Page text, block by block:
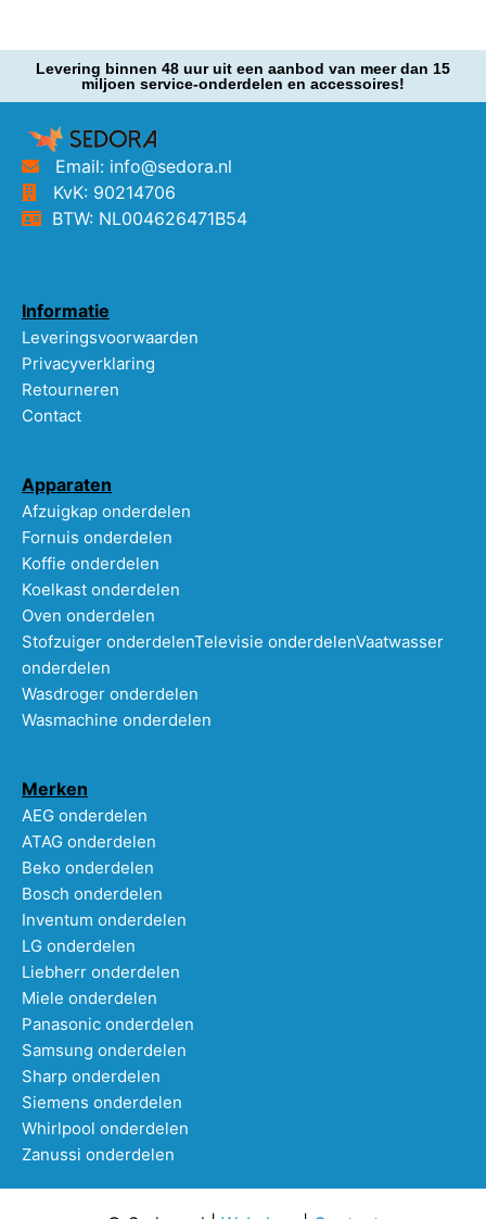
Levering binnen 48 uur uit een aanbod van meer dan 15
miljoen service-onderdelen en accessoires!
Email: info@sedora.nl
KvK: 90214706
BTW: NL004626471B54
Informatie
Leveringsvoorwaarden
Privacyverklaring
Retourneren
Contact
Apparaten
Afzuigkap onderdelen
Fornuis onderdelen
Koffie onderdelen
Koelkast onderdelen
Oven onderdelen
Stofzuiger onderdelenTelevisie onderdelenVaatwasser
onderdelen
Wasdroger onderdelen
Wasmachine onderdelen
Merken
AEG onderdelen
ATAG onderdelen
Beko onderdelen
Bosch onderdelen
Inventum onderdelen
LG onderdelen
Liebherr onderdelen
Miele onderdelen
Panasonic onderdelen
Samsung onderdelen
Sharp onderdelen
Siemens onderdelen
Whirlpool onderdelen
Zanussi onderdelen